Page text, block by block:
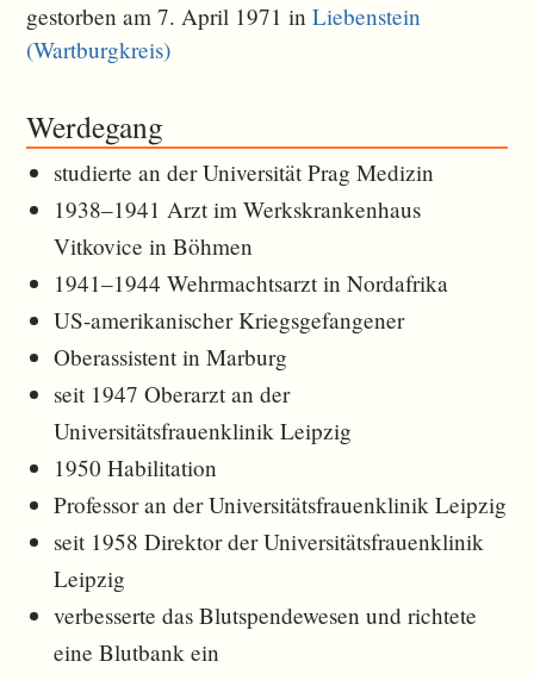
gestorben am 7. April 1971 inLiebenstein
(Wartburgkreis)
Werdegang
studierte an der Universität Prag Medizin
1938–1941 Arzt im Werkskrankenhaus
Vitkovice in Böhmen
1941–1944 Wehrmachtsarzt in Nordafrika
US-amerikanischer Kriegsgefangener
Oberassistent in Marburg
seit 1947 Oberarzt an der
Universitätsfrauenklinik Leipzig
1950 Habilitation
Professor an der Universitätsfrauenklinik Leipzig
seit 1958 Direktor der Universitätsfrauenklinik
Leipzig
verbesserte das Blutspendewesen und richtete
eine Blutbank ein